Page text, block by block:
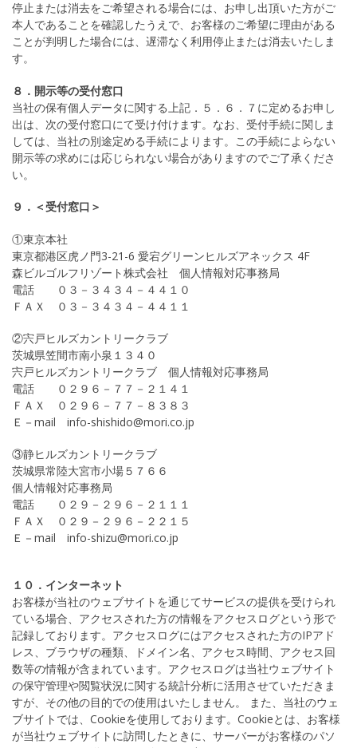
停止または消去をご希望される場合には、お申し出頂いた方がご
本人であることを確認したうえで、お客様のご希望に理由がある
ことが判明した場合には、遅滞なく利用停止または消去いたしま
す。
８．開示等の受付窓口
当社の保有個人データに関する上記．５．６．７に定めるお申し
出は、次の受付窓口にて受け付けます。なお、受付手続に関しま
しては、当社の別途定める手続によります。この手続によらない
開示等の求めには応じられない場合がありますのでご了承くださ
い。
９．＜受付窓口＞
①東京本社
東京都港区虎ノ門3-21-6 愛宕グリーンヒルズアネックス 4F
森ビルゴルフリゾート株式会社 個人情報対応事務局
電話 ０３－３４３４－４４１０
ＦＡＸ ０３－３４３４－４４１１
②宍戸ヒルズカントリークラブ
茨城県笠間市南小泉１３４０
宍戸ヒルズカントリークラブ 個人情報対応事務局
電話 ０２９６－７７－２１４１
ＦＡＸ ０２９６－７７－８３８３
Ｅ－mail info-shishido@mori.co.jp
③静ヒルズカントリークラブ
茨城県常陸大宮市小場５７６６
個人情報対応事務局
電話 ０２９－２９６－２１１１
ＦＡＸ ０２９－２９６－２２１５
Ｅ－mail info-shizu@mori.co.jp
１０．インターネット
お客様が当社のウェブサイトを通じてサービスの提供を受けられ
ている場合、アクセスされた方の情報をアクセスログという形で
記録しております。アクセスログにはアクセスされた方のIPアド
レス、ブラウザの種類、ドメイン名、アクセス時間、アクセス回
数等の情報が含まれています。アクセスログは当社ウェブサイト
の保守管理や閲覧状況に関する統計分析に活用させていただきま
すが、その他の目的での使用はいたしません。 また、当社のウェ
ブサイトでは、Cookieを使用しております。Cookieとは、お客様
が当社ウェブサイトに訪問したときに、サーバーがお客様のパソ